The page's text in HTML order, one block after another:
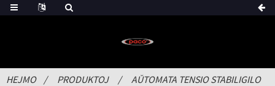
HEJMO PRODUKTOJ
AŬTOMATA TENSIO STABILIGILO